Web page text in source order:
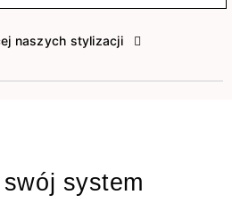
naszych stylizacji
system